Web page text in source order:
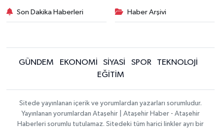
Son Dakika Haberleri Haber Arşivi
GÜNDEM EKONOMİ SİYASİ SPOR
TEKNOLOJİ
EĞİTİM
Sitede yayınlanan içerik ve yorumlardan yazarları sorumludur.
Yayınlanan yorumlardan Ataşehir | Ataşehir Haber - Ataşehir
Haberleri sorumlu tutulamaz. Sitedeki tüm harici linkler ayrı bir